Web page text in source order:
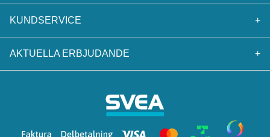
KUNDSERVICE +
AKTUELLA ERBJUDANDE +